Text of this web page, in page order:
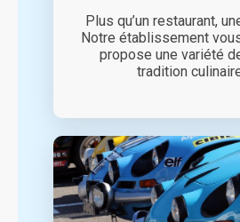
Plus qu’un restaurant,
Notre établissement
propose une variété
tradition